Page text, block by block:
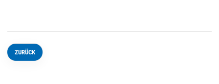
ZURÜCK